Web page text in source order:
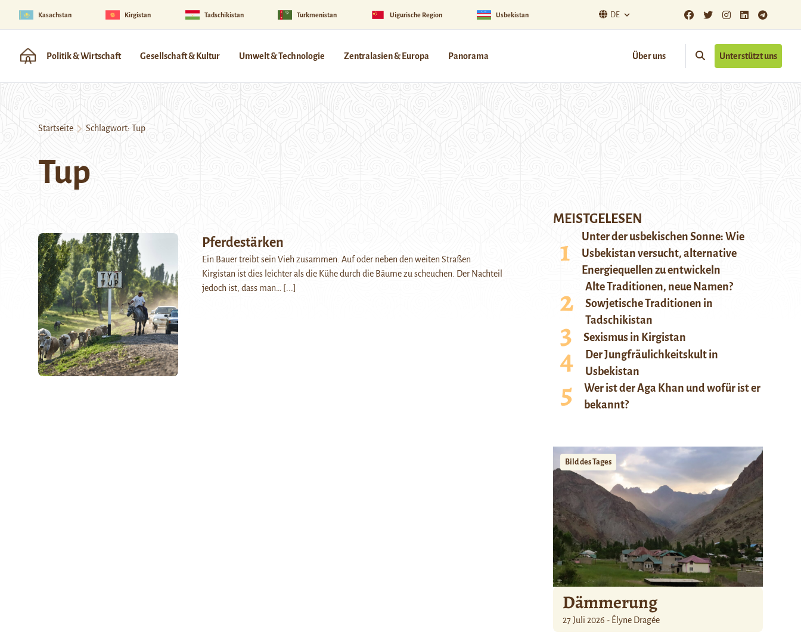
Kasachstan Kirgistan Tadschikistan Turkmenistan Uigurische Region Usbekistan DE
Politik & Wirtschaft Gesellschaft & Kultur Umwelt & Technologie Zentralasien & Europa Panorama Über uns Unterstützt uns
Startseite Schlagwort: Tup
Tup
Pferdestärken
Ein Bauer treibt sein Vieh zusammen. Auf oder neben den weiten Straßen
Kirgistan ist dies leichter als die Kühe durch die Bäume zu scheuchen. Der Nachteil
jedoch ist, dass man…
[...]
MEISTGELESEN
Unter der usbekischen Sonne: Wie
Usbekistan versucht, alternative
Energiequellen zu entwickeln
Alte Traditionen, neue Namen?
Sowjetische Traditionen in
Tadschikistan
Sexismus in Kirgistan
Der Jungfräulichkeitskult in
Usbekistan
Wer ist der Aga Khan und wofür ist er
bekannt?
Bild des Tages
Dämmerung
27 Juli 2026 - Élyne Dragée